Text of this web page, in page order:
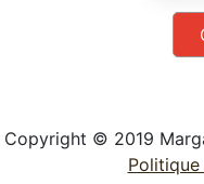
Copyright © 2019